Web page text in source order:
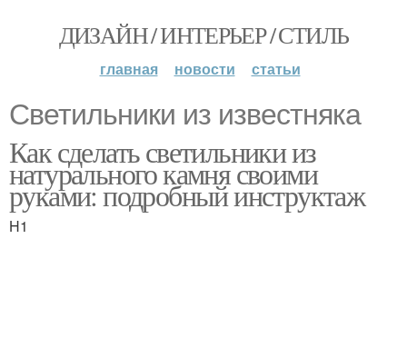
ДИЗАЙН / ИНТЕРЬЕР / СТИЛЬ
главная новости статьи
Cветильники из известняка
Как сделать светильники из
натурального камня своими
руками: подробный инструктаж
H1